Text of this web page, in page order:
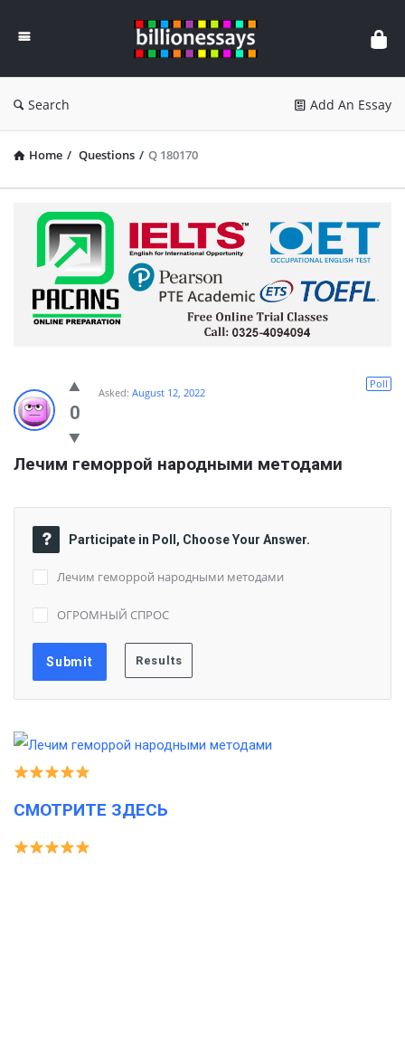
Essays
Search Add An Essay
Home / Questions / Q 180170
0
Poll
Asked: August 12, 2022
Лечим геморрой народными методами
Participate in Poll, Choose Your Answer.
Лечим геморрой народными методами
ОГРОМНЫЙ СПРОС
СМОТРИТЕ ЗДЕСЬ